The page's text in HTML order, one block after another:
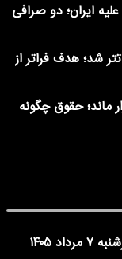
ایران؛ دو صرافی
شد؛ هدف فراتر از
ماند؛ حقوق چگونه
فوری | ادارات تهران فردا چهارشنبه ۷ مرداد ۱۴۰۵